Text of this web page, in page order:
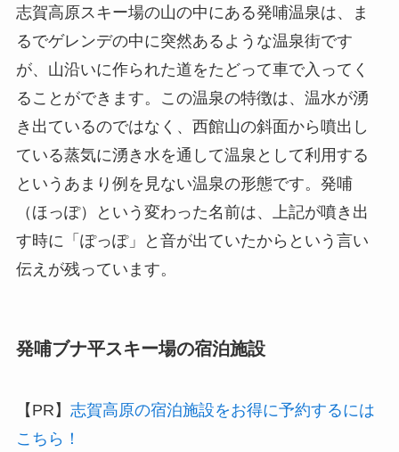
志賀高原スキー場の山の中にある発哺温泉は、ま
るでゲレンデの中に突然あるような温泉街です
が、山沿いに作られた道をたどって車で入ってく
ることができます。この温泉の特徴は、温水が湧
き出ているのではなく、西館山の斜面から噴出し
ている蒸気に湧き水を通して温泉として利用する
というあまり例を見ない温泉の形態です。発哺
（ほっぽ）という変わった名前は、上記が噴き出
す時に「ぽっぽ」と音が出ていたからという言い
伝えが残っています。
発哺ブナ平スキー場の宿泊施設
【PR】 志賀高原の宿泊施設をお得に予約するには
こちら！